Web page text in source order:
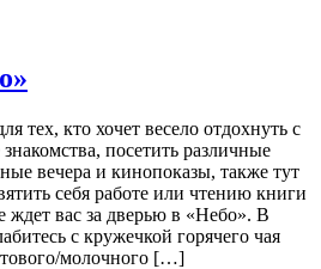
тех, кто хочет весело отдохнуть с
посетить различные
вечера и кинопоказы, также тут
себя работе или чтению книги
ждет вас за дверью в «Небо». В
с кружечкой горячего чая
молочного […]